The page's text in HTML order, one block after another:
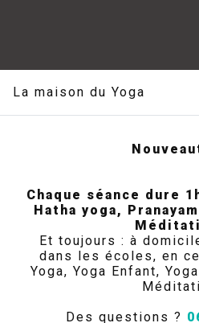
La maison du Yoga
Chaque séance dure
Hatha yoga,
Et toujours : à
dans les écoles, en
Yoga, Yoga Enfant,
Des questions ?
La